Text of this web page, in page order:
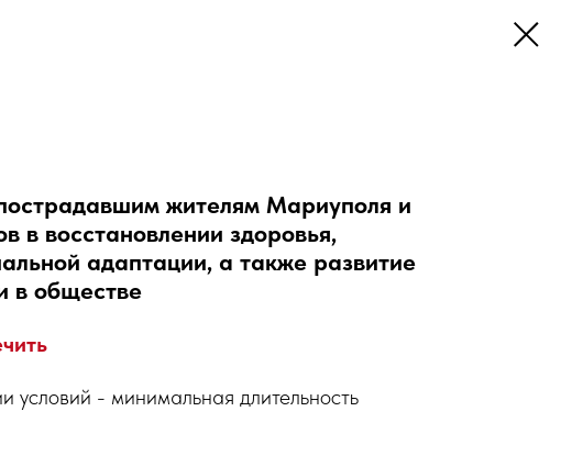
жителям Мариуполя и
в восстановлении здоровья,
адаптации, а также развитие
в обществе
условий - минимальная длительность